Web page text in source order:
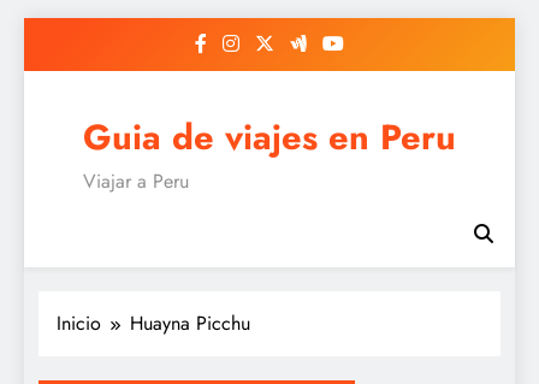
Guia de viajes en Peru
Viajar a Peru
Inicio Huayna Picchu